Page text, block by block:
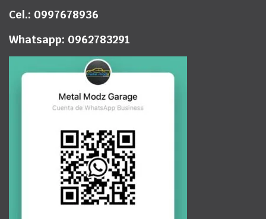
Cel.: 0997678936
Whatsapp: 0962783291